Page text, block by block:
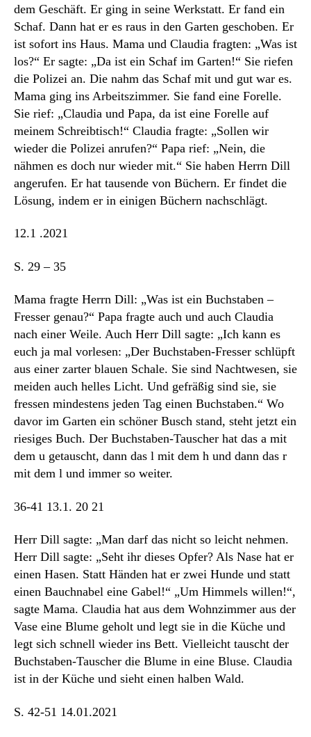
dem Geschäft. Er ging in seine Werkstatt. Er fand ein
Schaf. Dann hat er es raus in den Garten geschoben. Er
ist sofort ins Haus. Mama und Claudia fragten: „Was ist
los?“ Er sagte: „Da ist ein Schaf im Garten!“ Sie riefen
die Polizei an. Die nahm das Schaf mit und gut war es.
Mama ging ins Arbeitszimmer. Sie fand eine Forelle.
Sie rief: „Claudia und Papa, da ist eine Forelle auf
meinem Schreibtisch!“ Claudia fragte: „Sollen wir
wieder die Polizei anrufen?“ Papa rief: „Nein, die
nähmen es doch nur wieder mit.“ Sie haben Herrn Dill
angerufen. Er hat tausende von Büchern. Er findet die
Lösung, indem er in einigen Büchern nachschlägt.
12.1 .2021
S. 29 – 35
Mama fragte Herrn Dill: „Was ist ein Buchstaben –
Fresser genau?“ Papa fragte auch und auch Claudia
nach einer Weile. Auch Herr Dill sagte: „Ich kann es
euch ja mal vorlesen: „Der Buchstaben-Fresser schlüpft
aus einer zarter blauen Schale. Sie sind Nachtwesen, sie
meiden auch helles Licht. Und gefräßig sind sie, sie
fressen mindestens jeden Tag einen Buchstaben.“ Wo
davor im Garten ein schöner Busch stand, steht jetzt ein
riesiges Buch. Der Buchstaben-Tauscher hat das a mit
dem u getauscht, dann das l mit dem h und dann das r
mit dem l und immer so weiter.
36-41 13.1. 20 21
Herr Dill sagte: „Man darf das nicht so leicht nehmen.
Herr Dill sagte: „Seht ihr dieses Opfer? Als Nase hat er
einen Hasen. Statt Händen hat er zwei Hunde und statt
einen Bauchnabel eine Gabel!“ „Um Himmels willen!“,
sagte Mama. Claudia hat aus dem Wohnzimmer aus der
Vase eine Blume geholt und legt sie in die Küche und
legt sich schnell wieder ins Bett. Vielleicht tauscht der
Buchstaben-Tauscher die Blume in eine Bluse. Claudia
ist in der Küche und sieht einen halben Wald.
S. 42-51 14.01.2021